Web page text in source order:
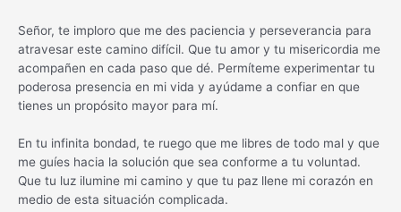
Señor, te imploro que me des paciencia y perseverancia para
atravesar este camino difícil. Que tu amor y tu misericordia me
acompañen en cada paso que dé. Permíteme experimentar tu
poderosa presencia en mi vida y ayúdame a confiar en que
tienes un propósito mayor para mí.
En tu infinita bondad, te ruego que me libres de todo mal y que
me guíes hacia la solución que sea conforme a tu voluntad.
Que tu luz ilumine mi camino y que tu paz llene mi corazón en
medio de esta situación complicada.